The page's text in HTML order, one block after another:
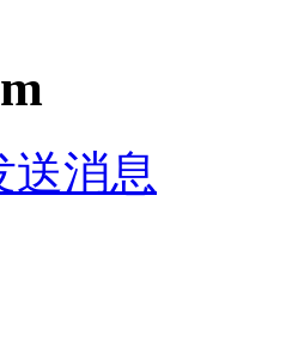
送消息